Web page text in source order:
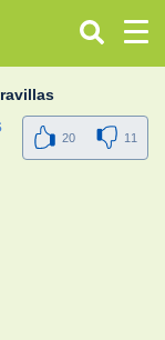
20 11